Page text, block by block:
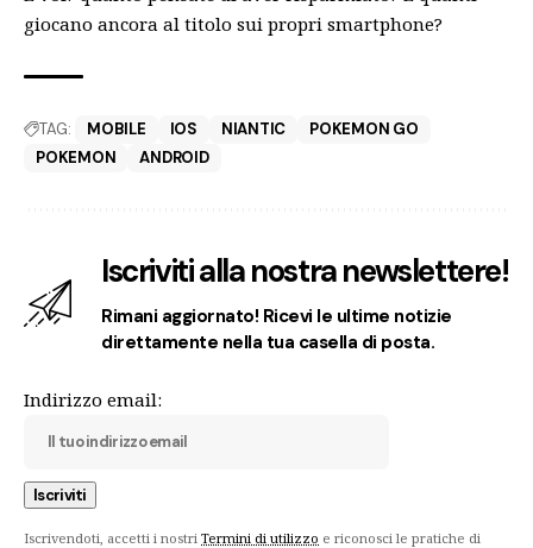
giocano ancora al titolo sui propri smartphone?
TAG: MOBILE IOS NIANTIC
POKEMON GO
POKEMON
ANDROID
Iscriviti alla nostra newslettere!
Rimani aggiornato! Ricevi le ultime notizie
direttamente nella tua casella di posta.
Indirizzo email:
Iscrivendoti, accetti i nostri Termini di utilizzo e riconosci le pratiche di